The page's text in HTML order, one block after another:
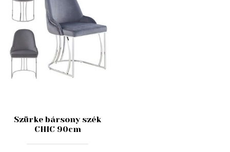
Szürke bársony szék
CHIC 90cm